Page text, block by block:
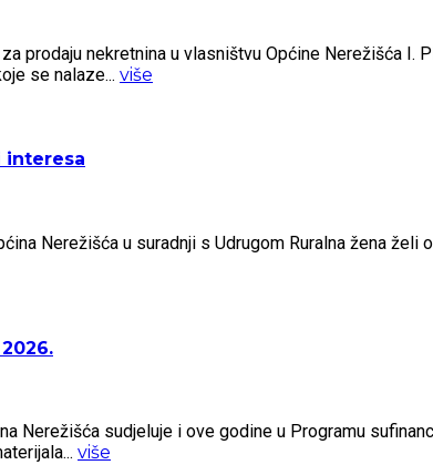
prodaju nekretnina u vlasništvu Općine Nerežišća I.
se nalaze... više
interesa
Nerežišća u suradnji s Udrugom Ruralna žena želi
Nerežišća sudjeluje i ove godine u Programu
više